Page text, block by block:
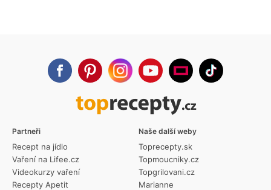
Partneři
Recept na jídlo
Vaření na Lifee.cz
Videokurzy vaření
Recepty Apetit
Naše další weby
Toprecepty.sk
Topmoucniky.cz
Topgrilovani.cz
Marianne